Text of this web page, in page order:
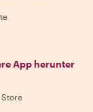
App herunter
Store